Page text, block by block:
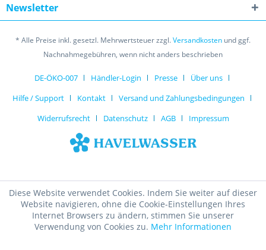
Newsletter
* Alle Preise inkl. gesetzl. Mehrwertsteuer zzgl.Versandkosten und ggf.
Nachnahmegebühren, wenn nicht anders beschrieben
DE-ÖKO-007 Händler-Login Presse
Über uns
Hilfe / Support
Kontakt
Versand und Zahlungsbedingungen
Widerrufsrecht
Datenschutz AGB Impressum
Diese Website verwendet Cookies. Indem Sie weiter auf dieser
Website navigieren, ohne die Cookie-Einstellungen Ihres
Internet Browsers zu ändern, stimmen Sie unserer
Verwendung von Cookies zu. Mehr Informationen